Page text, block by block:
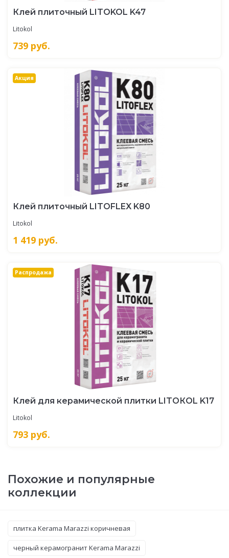
Клей плиточный LITOKOL K47
Litokol
739 руб.
Акция
Клей плиточный LITOFLEX K80
Litokol
1 419 руб.
Распродажа
Клей для керамической плитки LITOКOL K17
Litokol
793 руб.
Похожие и популярные
коллекции
плитка Kerama Marazzi коричневая
черный керамогранит Kerama Marazzi